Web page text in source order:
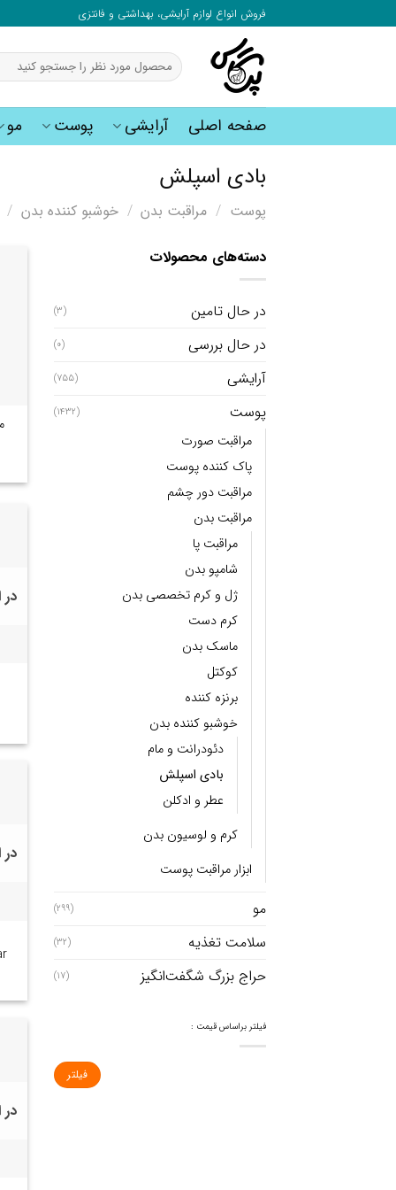
محتوا
فروش انواع لوازم آرایشی، بهداشتی و فانتزی
جستجو
برای:
صفحه اصلی آرایشی پوست مو
بادی اسپلش
پوست / مراقبت بدن / خوشبو کننده بدن /
دسته‌های محصولات
در حال تامین (3)
در حال بررسی (0)
آرایشی (755)
پوست (1432)
مراقبت صورت
پاک کننده پوست
مراقبت دور چشم
مراقبت بدن
مراقبت پا
شامپو بدن
ژل و کرم تخصصی بدن
کرم دست
ماسک بدن
کوکتل
برنزه کننده
خوشبو کننده بدن
دئودرانت و مام
بادی اسپلش
عطر و ادکلن
کرم و لوسیون بدن
ابزار مراقبت پوست
مو (299)
سلامت تغذیه (32)
حراج بزرگ شگفت‌انگیز (17)
فیلتر براساس قیمت :
فیلتر